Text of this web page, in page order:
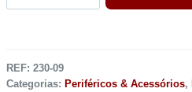
REF: 230-09
Categorias: Periféricos & Acessórios,